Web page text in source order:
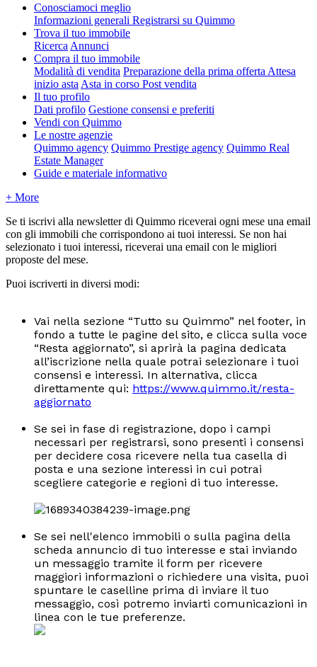
Conosciamoci meglio
Informazioni generali Registrarsi su Quimmo
Trova il tuo immobile
Ricerca Annunci
Compra il tuo immobile
Modalità di vendita Preparazione della prima offerta Attesa
inizio asta Asta in corso Post vendita
Il tuo profilo
Dati profilo Gestione consensi e preferiti
Vendi con Quimmo
Le nostre agenzie
Quimmo agency Quimmo Prestige agency Quimmo Real
Estate Manager
Guide e materiale informativo
+ More
Se ti iscrivi alla newsletter di Quimmo riceverai ogni mese una email
con gli immobili che corrispondono ai tuoi interessi. Se non hai
selezionato i tuoi interessi, riceverai una email con le migliori
proposte del mese.
Puoi iscriverti in diversi modi:
Vai nella sezione “Tutto su Quimmo” nel footer, in
fondo a tutte le pagine del sito, e clicca sulla voce
“Resta aggiornato”, si aprirà la pagina dedicata
all’iscrizione nella quale potrai selezionare i tuoi
consensi e interessi. In alternativa, clicca
direttamente qui: https://www.quimmo.it/resta-
aggiornato
Se sei in fase di registrazione, dopo i campi
necessari per registrarsi, sono presenti i consensi
per decidere cosa ricevere nella tua casella di
posta e una sezione interessi in cui potrai
scegliere categorie e regioni di tuo interesse.
Se sei nell'elenco immobili o sulla pagina della
scheda annuncio di tuo interesse e stai inviando
un messaggio tramite il form per ricevere
maggiori informazioni o richiedere una visita, puoi
spuntare le caselline prima di inviare il tuo
messaggio, così potremo inviarti comunicazioni in
linea con le tue preferenze.